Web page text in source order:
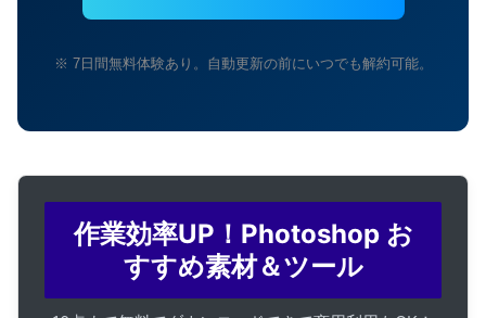
※ 7日間無料体験あり。自動更新の前にいつでも解約可能。
作業効率UP！Photoshop お
すすめ素材＆ツール